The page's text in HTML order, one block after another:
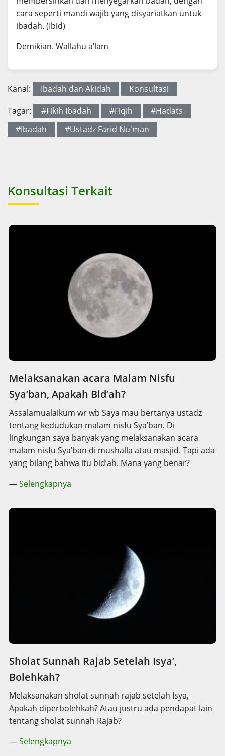
cara seperti mandi wajib yang disyariatkan untuk
ibadah. (Ibid)
Demikian. Wallahu a’lam
Kanal: Ibadah dan Akidah Konsultasi
Tagar: #Fikih Ibadah #Fiqih
#Hadats
#Ibadah
#Ustadz Farid Nu'man
Konsultasi Terkait
Melaksanakan acara Malam Nisfu
Sya’ban, Apakah Bid’ah?
Assalamualaikum wr wb Saya mau bertanya ustadz
tentang kedudukan malam nisfu Sya’ban. Di
lingkungan saya banyak yang melaksanakan acara
malam nisfu Sya’ban di mushalla atau masjid. Tapi ada
yang bilang bahwa itu bid’ah. Mana yang benar?
—Selengkapnya
Sholat Sunnah Rajab Setelah Isya’,
Bolehkah?
Melaksanakan sholat sunnah rajab setelah Isya,
Apakah diperbolehkah? Atau justru ada pendapat lain
tentang sholat sunnah Rajab?
—Selengkapnya